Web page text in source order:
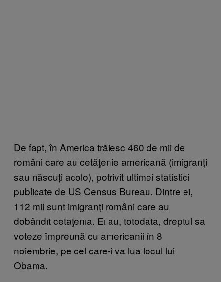
De fapt, în America trăiesc 460 de mii de
români care au cetăţenie americană (imigranți
sau născuți acolo), potrivit ultimei statistici
publicate de US Census Bureau. Dintre ei,
112 mii sunt imigranţi români care au
dobândit cetăţenia. Ei au, totodată, dreptul să
voteze împreună cu americanii în 8
noiembrie, pe cel care-i va lua locul lui
Obama.